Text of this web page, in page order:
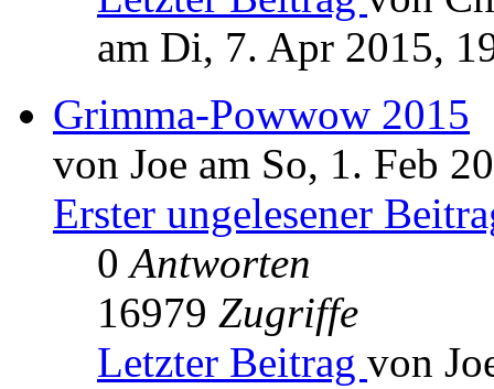
am Di, 7. Apr 2015,
Grimma-Powwow 2015
von Joe am So, 1. Feb
Erster ungelesener
0Antworten
16979 Zugriffe
Letzter Beitrag von